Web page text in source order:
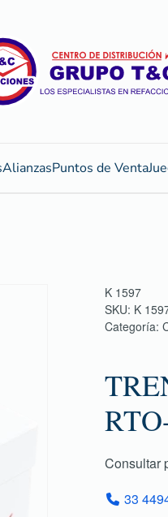
AlianzasPuntos de Venta
K 1597
SKU: K
Categoría:
Consultar
33